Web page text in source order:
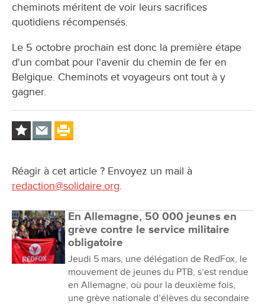
cheminots méritent de voir leurs sacrifices
quotidiens récompensés.
Le 5 octobre prochain est donc la première étape
d'un combat pour l'avenir du chemin de fer en
Belgique. Cheminots et voyageurs ont tout à y
gagner.
Réagir à cet article ? Envoyez un mail à
redaction@solidaire.org.
En Allemagne, 50 000 jeunes en
grève contre le service militaire
obligatoire
Jeudi 5 mars, une délégation de RedFox, le
mouvement de jeunes du PTB, s’est rendue
en Allemagne, où pour la deuxième fois,
une grève nationale d’élèves du secondaire